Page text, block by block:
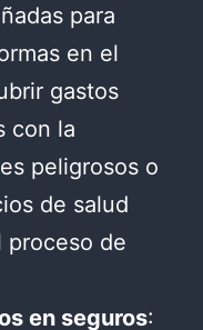
para
en el
gastos
con la
peligrosos o
de salud
proceso de
en seguros: